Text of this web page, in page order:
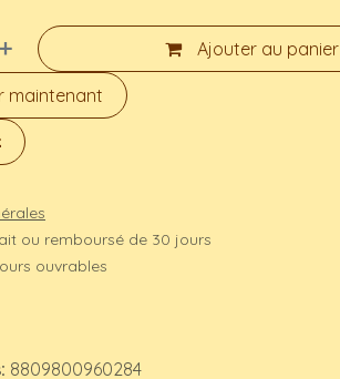
Ajouter au panier
maintenant
ou remboursé de 30 jours
ouvrables
8809800960284